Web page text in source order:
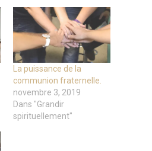
La puissance de la
communion fraternelle.
novembre 3, 2019
Dans "Grandir
spirituellement"